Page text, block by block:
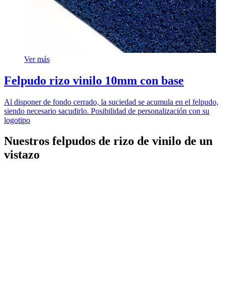
Ver más
Felpudo rizo vinilo 10mm con base
Al disponer de fondo cerrado, la suciedad se acumula en el felpudo,
siendo necesario sacudirlo. Posibilidad de personalización con su
logotipo
Nuestros felpudos de rizo de vinilo de un
vistazo